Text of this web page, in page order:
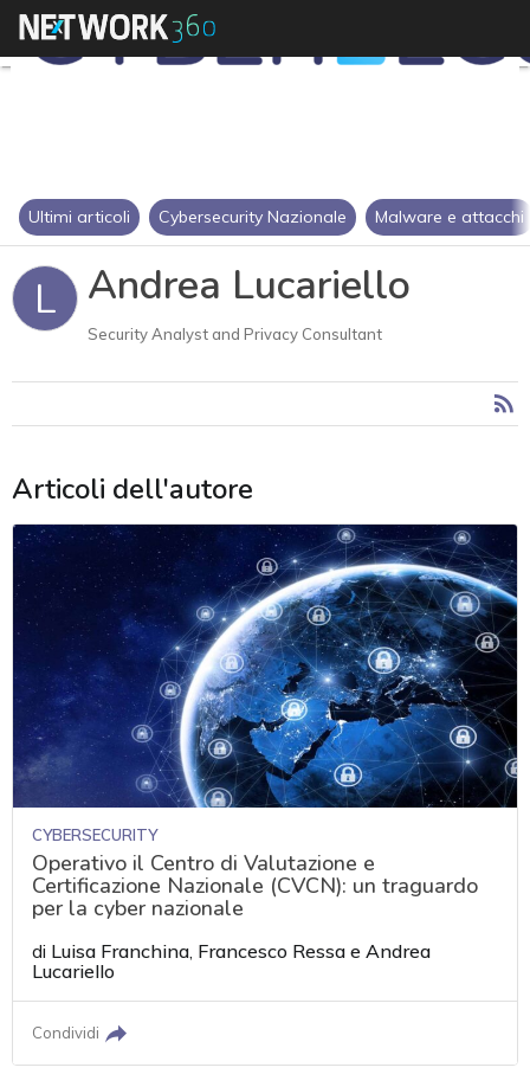
Ultimi articoli Cybersecurity Nazionale Malware e attacchi
L Andrea Lucariello
Security Analyst and Privacy Consultant
Articoli dell'autore
CYBERSECURITY
Operativo il Centro di Valutazione e
Certificazione Nazionale (CVCN): un traguardo
per la cyber nazionale
di Luisa Franchina, Francesco Ressa eAndrea
Lucariello
Condividi